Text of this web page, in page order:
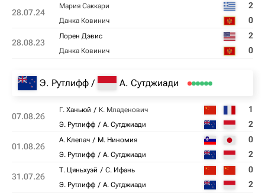
28.07.24
Мария Саккари 2
Данка Ковинич 0
28.08.23
Лорен Дэвис 2
Данка Ковинич 0
Э. Рутлифф А. Сутджиади
07.08.26
Г. Ханьюй К. Младенович 1
Э. Рутлифф А. Сутджиади 2
01.08.26
А. Клепач М. Ниномия 0
Э. Рутлифф А. Сутджиади 2
31.07.26
Т. Цяньхуэй С. Ифань 0
Э. Рутлифф А. Сутджиади 2